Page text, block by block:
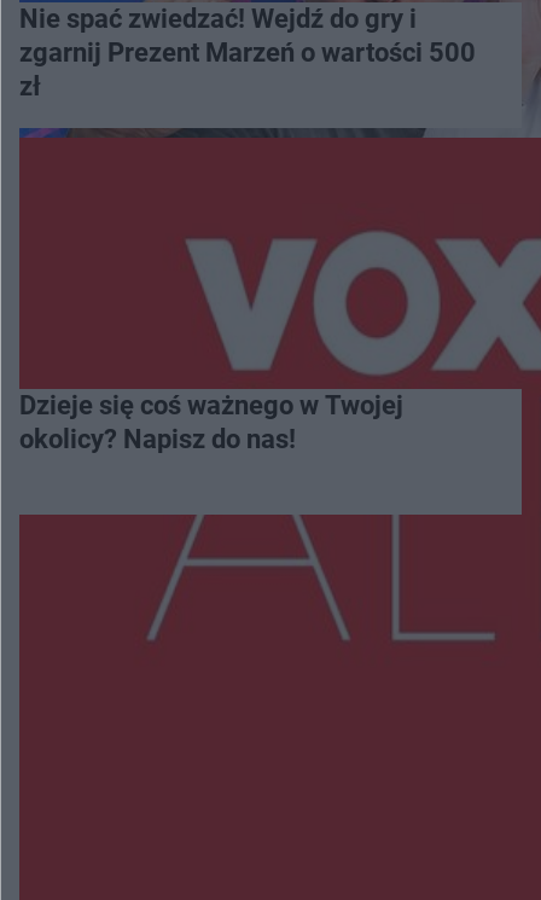
Nie spać zwiedzać! Wejdź do gry i
zgarnij Prezent Marzeń o wartości 500
zł
Dzieje się coś ważnego w Twojej
okolicy? Napisz do nas!
Więcej